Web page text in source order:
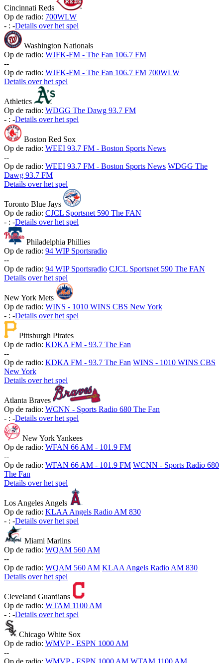
Cincinnati Reds
Op de radio: 700WLW
- : -Details over het spel
Washington Nationals
Op de radio: WJFK-FM - The Fan 106.7 FM
--
Op de radio: WJFK-FM - The Fan 106.7 FM 700WLW
Details over het spel
Athletics
Op de radio: WDGG The Dawg 93.7 FM
- : -Details over het spel
Boston Red Sox
Op de radio: WEEI 93.7 FM - Boston Sports News
--
Op de radio: WEEI 93.7 FM - Boston Sports News WDGG The
Dawg 93.7 FM
Details over het spel
Toronto Blue Jays
Op de radio: CJCL Sportsnet 590 The FAN
- : -Details over het spel
Philadelphia Phillies
Op de radio: 94 WIP Sportsradio
--
Op de radio: 94 WIP Sportsradio CJCL Sportsnet 590 The FAN
Details over het spel
New York Mets
Op de radio: WINS - 1010 WINS CBS New York
- : -Details over het spel
Pittsburgh Pirates
Op de radio: KDKA FM - 93.7 The Fan
--
Op de radio: KDKA FM - 93.7 The Fan WINS - 1010 WINS CBS
New York
Details over het spel
Atlanta Braves
Op de radio: WCNN - Sports Radio 680 The Fan
- : -Details over het spel
New York Yankees
Op de radio: WFAN 66 AM - 101.9 FM
--
Op de radio: WFAN 66 AM - 101.9 FM WCNN - Sports Radio 680
The Fan
Details over het spel
Los Angeles Angels
Op de radio: KLAA Angels Radio AM 830
- : -Details over het spel
Miami Marlins
Op de radio: WQAM 560 AM
--
Op de radio: WQAM 560 AM KLAA Angels Radio AM 830
Details over het spel
Cleveland Guardians
Op de radio: WTAM 1100 AM
- : -Details over het spel
Chicago White Sox
Op de radio: WMVP - ESPN 1000 AM
--